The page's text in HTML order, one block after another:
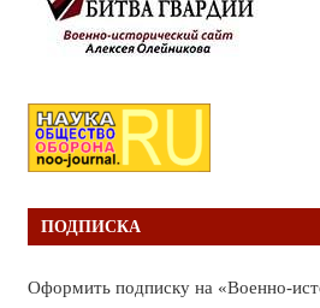
ПОДПИСКА
Оформить подписку на «Военно-